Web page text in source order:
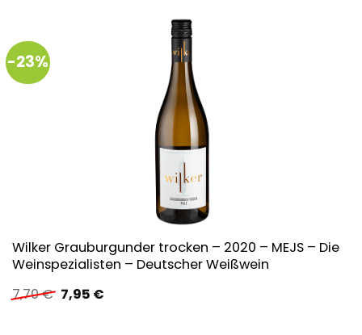
-23%
Wilker Grauburgunder trocken – 2020 – MEJS – Die
Weinspezialisten – Deutscher Weißwein
7,70€ Ursprünglicher
Preis
7,95 €Aktueller